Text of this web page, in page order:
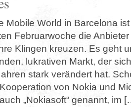
Mobile World in Barcelona
Februarwoche die
Klingen kreuzen. Es geht
lukrativen Markt, der
stark verändert hat.
von Nokia und
„Nokiasoft“ genannt, im